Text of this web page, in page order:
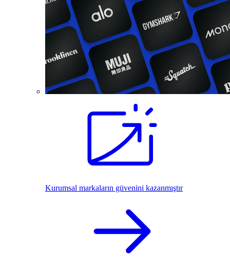
Kurumsal markaların güvenini kazanmıştır